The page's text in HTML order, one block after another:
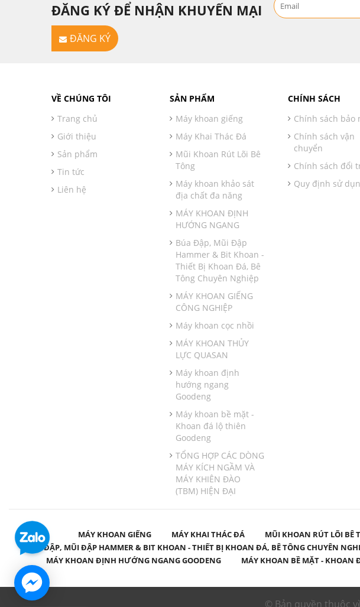
ĐĂNG KÝ ĐỂ NHẬN KHUYẾN MẠI
ĐĂNG KÝ
VỀ CHÚNG TÔI
Trang chủ
Giới thiệu
Sản phẩm
Tin tức
Liên hệ
SẢN PHẨM
Máy khoan giếng
Máy Khai Thác Đá
Mũi Khoan Rút Lõi Bê
Tông
Máy khoan khảo sát
địa chất đa năng
MÁY KHOAN ĐỊNH
HƯỚNG NGANG
Búa Đập, Mũi Đập
Hammer & Bit Khoan -
Thiết Bị Khoan Đá, Bê
Tông Chuyên Nghiệp
MÁY KHOAN GIẾNG
CÔNG NGHIỆP
Máy khoan cọc nhồi
MÁY KHOAN THỦY
LỰC QUASAN
Máy khoan định
hướng ngang
Goodeng
Máy khoan bề mặt -
Khoan đá lộ thiên
Goodeng
TỔNG HỢP CÁC DÒNG
MÁY KÍCH NGẦM VÀ
MÁY KHIÊN ĐÀO
(TBM) HIỆN ĐẠI
CHÍNH SÁCH
Chính sách bảo
Chính sách vận
chuyển
Chính sách đổi
Quy định sử
MÁY KHOAN GIẾNG MÁY KHAI THÁC ĐÁ MŨI KHOAN RÚT LÕI BÊ
BÚA ĐẬP, MŨI ĐẬP HAMMER & BIT KHOAN - THIẾT BỊ KHOAN ĐÁ, BÊ TÔNG CHUYÊN
MÁY KHOAN ĐỊNH HƯỚNG NGANG GOODENG
MÁY KHOAN BỀ MẶT - KHOAN
© Bản quyền thuộc